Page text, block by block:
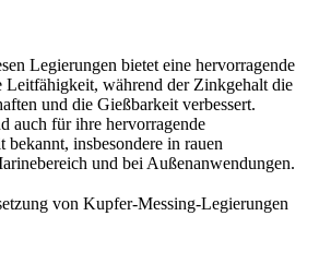
Legierungen bietet eine hervorragende
Leitfähigkeit, während der Zinkgehalt die
und die Gießbarkeit verbessert.
auch für ihre hervorragende
insbesondere in rauen
und bei Außenanwendungen.
von Kupfer-Messing-Legierungen